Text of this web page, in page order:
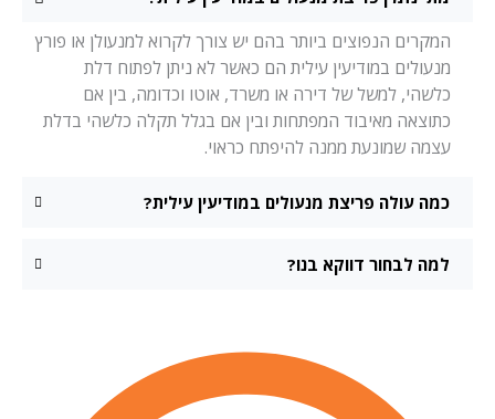
המקרים הנפוצים ביותר בהם יש צורך לקרוא למנעולן או פורץ
מנעולים במודיעין עילית הם כאשר לא ניתן לפתוח דלת
כלשהי, למשל של דירה או משרד, אוטו וכדומה, בין אם
כתוצאה מאיבוד המפתחות ובין אם בגלל תקלה כלשהי בדלת
עצמה שמונעת ממנה להיפתח כראוי.
כמה עולה פריצת מנעולים במודיעין עילית?
למה לבחור דווקא בנו?